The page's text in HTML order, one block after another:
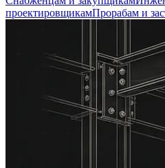
проектировщикамПрорабам и